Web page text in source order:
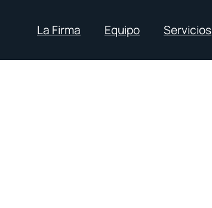
La Firma Equipo Servicios